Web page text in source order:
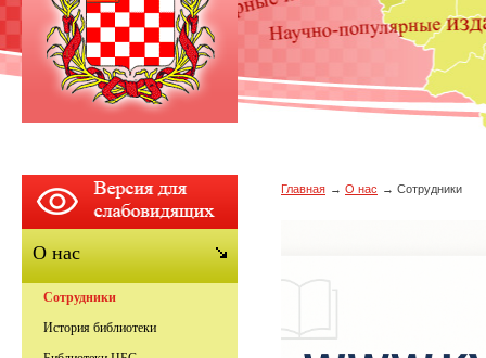
Главная О нас Сотрудники
О нас
Сотрудники
История библиотеки